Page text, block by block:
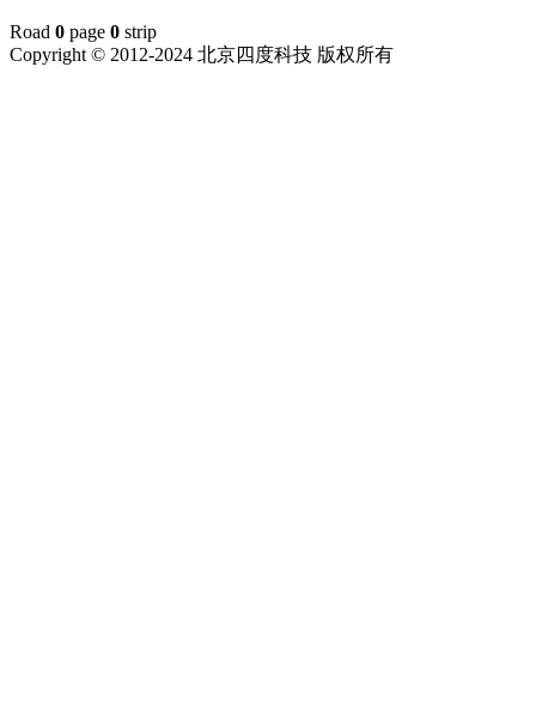
Road 0 page 0 strip
Copyright © 2012-2024 北京四度科技 版权所有